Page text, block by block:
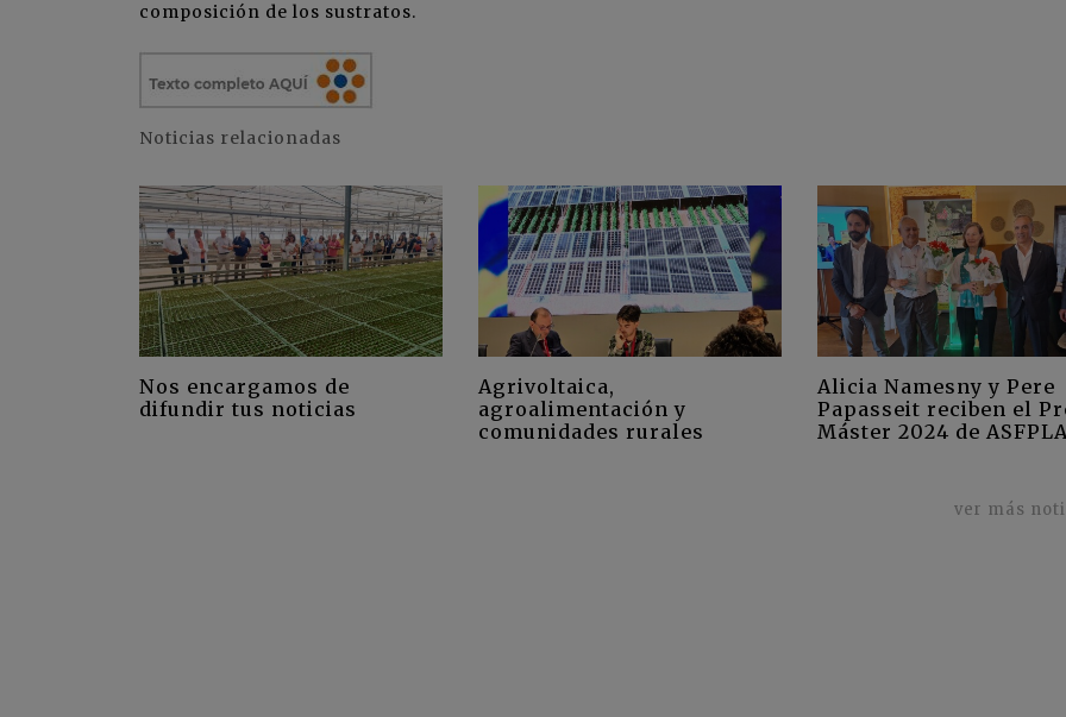
composición de los sustratos.
Noticias relacionadas
Nos encargamos de
difundir tus noticias
Agrivoltaica,
agroalimentación y
comunidades rurales
Alicia Namesny y Pere
Papasseit reciben el
Máster 2024 de
ver más